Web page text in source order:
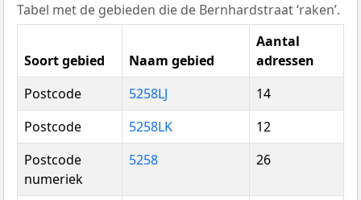
Tabel met de gebieden die de Bernhardstraat ‘raken’.
Soort gebied Naam gebied
Aantal
adressen
Postcode
5258LJ
14
Postcode
5258LK
12
Postcode
numeriek
5258 26